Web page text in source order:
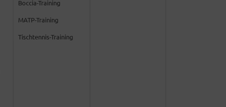
Boccia-Training
MATP-Training
Tischtennis-Training